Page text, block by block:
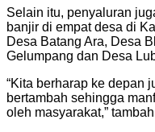
Selain itu, penyaluran
banjir di empat desa di
Desa Batang Ara, Desa
Gelumpang dan Desa
“Kita berharap ke depan
bertambah sehingga
oleh masyarakat,”